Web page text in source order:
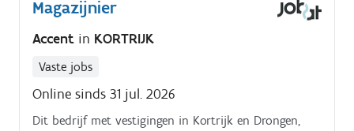
Magazijnier
Accent in KORTRIJK
Vaste jobs
Online sinds 31 jul. 2026
Dit bedrijf met vestigingen in Kortrijk en Drongen,